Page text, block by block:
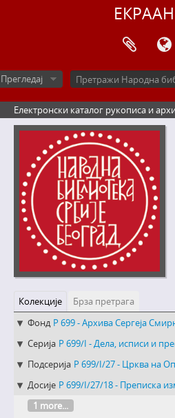
ЕКРААН
Прегледај
Електронски каталог рукописа и
Колекције
Брза претрага
Фонд Р 699 - Архива Сергеја
Серија Р 699/I - Дела, исписи и
Подсерија Р 699/I/27 - Црква на
Досије Р 699/I/27/18 - Преписка између Сергеја Смирнова и
1 more...